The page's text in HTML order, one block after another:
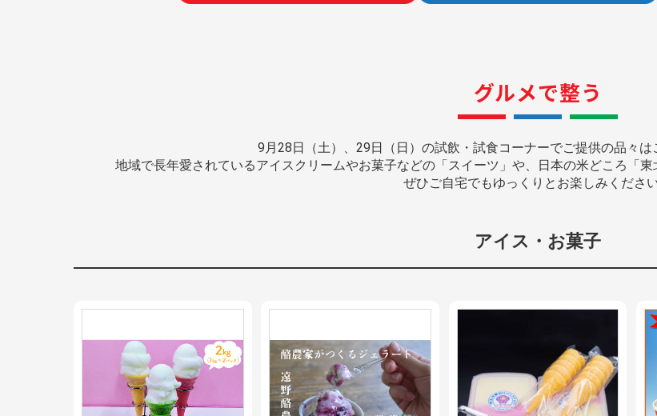
グルメで整う
9月28日（土）、29日（日）の試飲・試食コーナーでご提供の品々は
地域で長年愛されているアイスクリームやお菓子などの「スイーツ」や、日本の米どころ「
ぜひご自宅でもゆっくりとお楽しみください
アイス・お菓子